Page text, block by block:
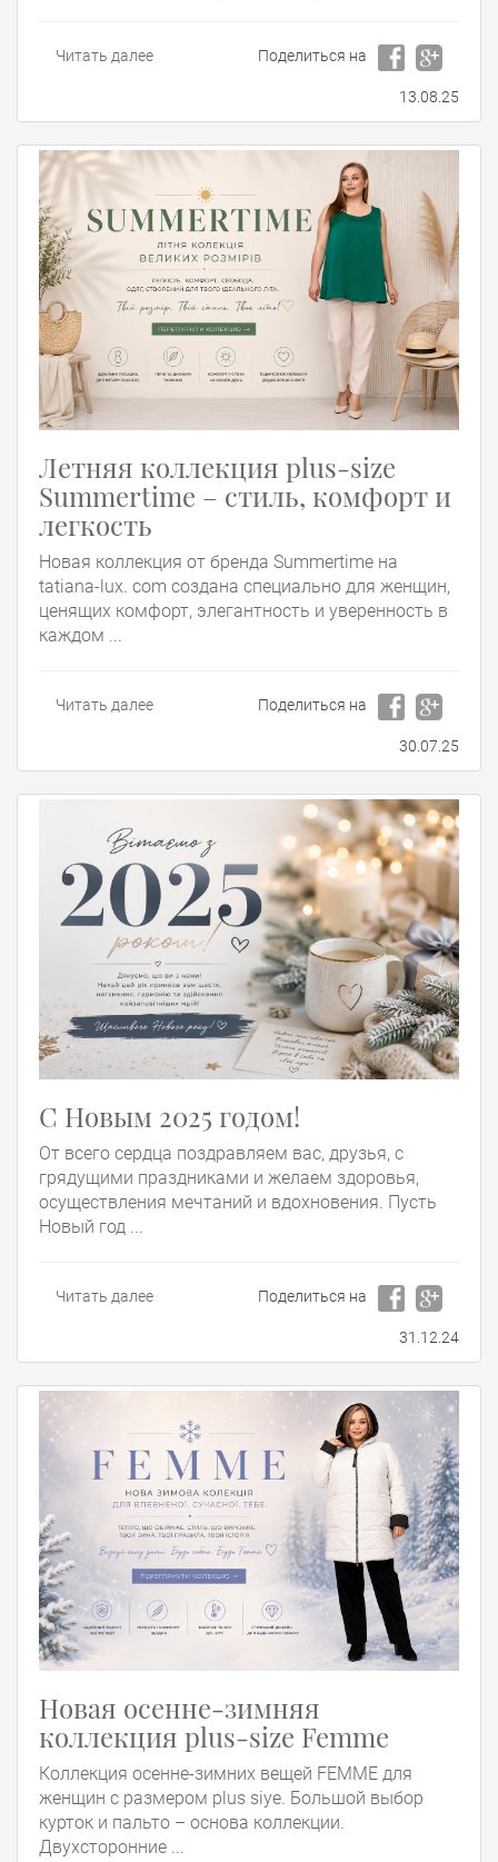
Читать далее Поделиться на
13.08.25
Летняя коллекция plus-size
Summertime – стиль, комфорт и
легкость
Новая коллекция от бренда Summertime на
tatiana-lux. com создана специально для женщин,
ценящих комфорт, элегантность и уверенность в
каждом ...
Читать далее Поделиться на
30.07.25
С Новым 2025 годом!
От всего сердца поздравляем вас, друзья, с
грядущими праздниками и желаем здоровья,
осуществления мечтаний и вдохновения. Пусть
Новый год ...
Читать далее Поделиться на
31.12.24
Новая осенне-зимняя
коллекция plus-size Femme
Коллекция осенне-зимних вещей FEMME для
женщин с размером plus siye. Большой выбор
курток и пальто – основа коллекции.
Двухсторонние ...